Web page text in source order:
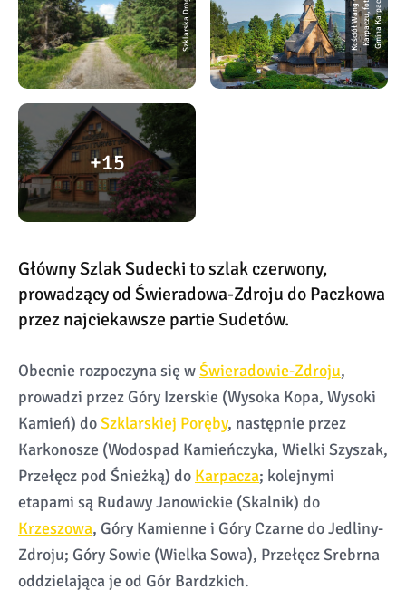
Szklarska Droga K
o
ś
ci
ó
ł
W
a
n
g
w
K
a
r
p
a
c
z
u,
f
ot.
G
mi
n
a
K
a
r
p
acz
15
Główny Szlak Sudecki to szlak czerwony,
prowadzący od Świeradowa-Zdroju do Paczkowa
przez najciekawsze partie Sudetów.
Obecnie rozpoczyna się wŚwieradowie-Zdroju,
prowadzi przez Góry Izerskie (Wysoka Kopa, Wysoki
Kamień) doSzklarskiej Poręby, następnie przez
Karkonosze (Wodospad Kamieńczyka, Wielki Szyszak,
Przełęcz pod Śnieżką) do Karpacza; kolejnymi
etapami są Rudawy Janowickie (Skalnik) do
Krzeszowa, Góry Kamienne i Góry Czarne do Jedliny-
Zdroju; Góry Sowie (Wielka Sowa), Przełęcz Srebrna
oddzielająca je od Gór Bardzkich.